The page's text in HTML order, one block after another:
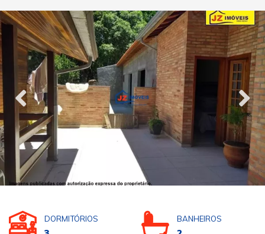
DORMITÓRIOS BANHEIROS